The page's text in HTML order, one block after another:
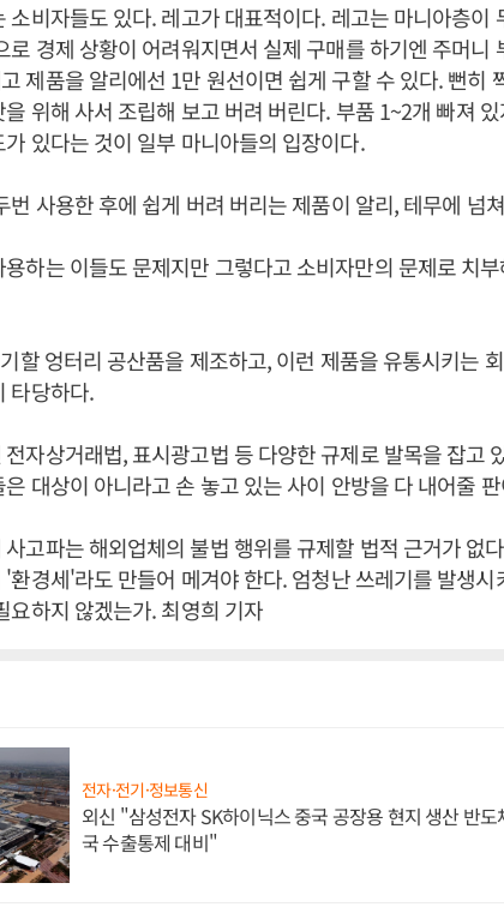
소비자들도 있다. 레고가 대표적이다. 레고는 마니아층이
로 경제 상황이 어려워지면서 실제 구매를 하기엔 주머니
제품을 알리에선 1만 원선이면 쉽게 구할 수 있다. 뻔히
위해 사서 조립해 보고 버려 버린다. 부품 1~2개 빠져
있다는 것이 일부 마니아들의 입장이다.
번 사용한 후에 쉽게 버려 버리는 제품이 알리, 테무에 넘
하는 이들도 문제지만 그렇다고 소비자만의 문제로 치
할 엉터리 공산품을 제조하고, 이런 제품을 유통시키는
타당하다.
자상거래법, 표시광고법 등 다양한 규제로 발목을 잡고
대상이 아니라고 손 놓고 있는 사이 안방을 다 내어줄
고파는 해외업체의 불법 행위를 규제할 법적 근거가 없
환경세'라도 만들어 메겨야 한다. 엄청난 쓰레기를 발생시
요하지 않겠는가. 최영희 기자
전자·전기·정보통신
외신 "삼성전자 SK하이닉스 중국 공장용 현지 생산 반도
국 수출통제 대비"